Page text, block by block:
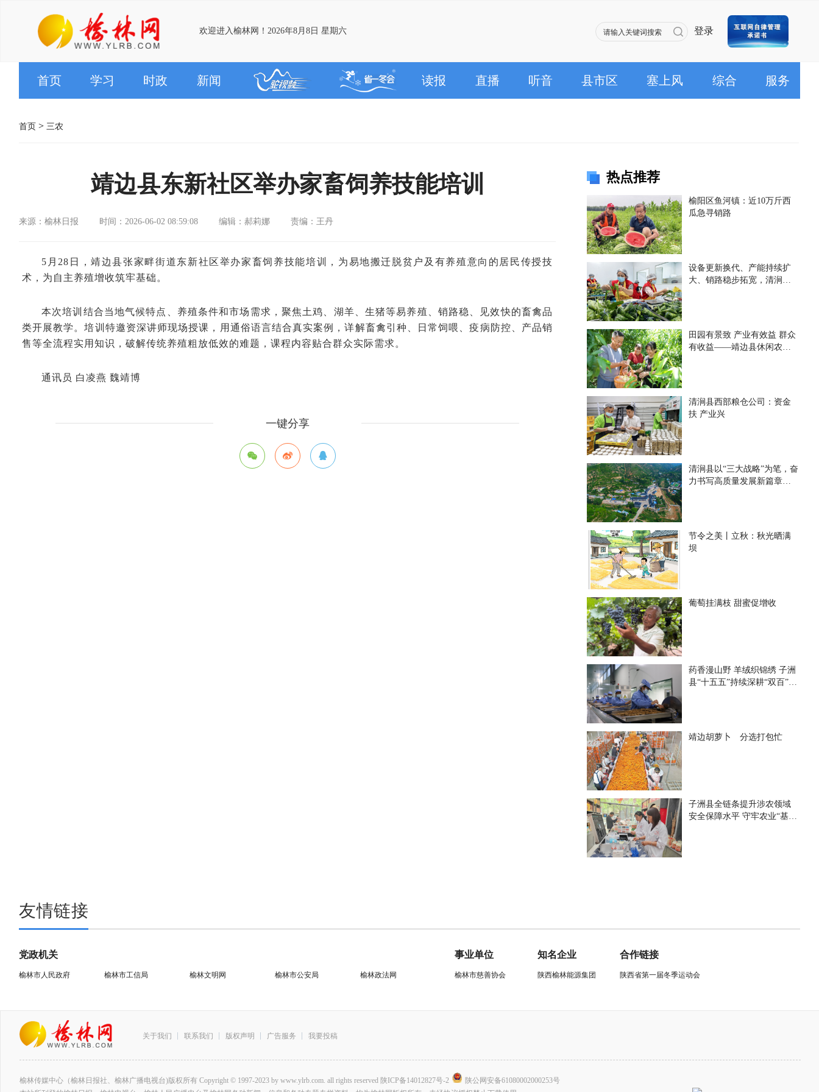
欢迎进入榆林网！2026年8月8日 星期六 登录
首页 学习 时政 新闻 读报 直播 听音 县市区 塞上风 综合 服务
首页 > 三农
靖边县东新社区举办家畜饲养技能培训
来源：榆林日报 时间：2026-06-02 08:59:08 编辑：郝莉娜 责编：王丹
5月28日，靖边县张家畔街道东新社区举办家畜饲养技能培训，为易地搬迁脱贫户及有养殖意向的居民传授技
术，为自主养殖增收筑牢基础。
本次培训结合当地气候特点、养殖条件和市场需求，聚焦土鸡、湖羊、生猪等易养殖、销路稳、见效快的畜禽品
类开展教学。培训特邀资深讲师现场授课，用通俗语言结合真实案例，详解畜禽引种、日常饲喂、疫病防控、产品销
售等全流程实用知识，破解传统养殖粗放低效的难题，课程内容贴合群众实际需求。
通讯员 白凌燕 魏靖博
一键分享
热点推荐
榆阳区鱼河镇：近10万斤西
瓜急寻销路
设备更新换代、产能持续扩
大、销路稳步拓宽，清涧京
田园有景致 产业有效益 群众
有收益——靖边县休闲农业
清涧县西部粮仓公司：资金
扶 产业兴
清涧县以“三大战略”为笔，奋
力书写高质量发展新篇章—
节令之美丨立秋：秋光晒满
坝
葡萄挂满枝 甜蜜促增收
药香漫山野 羊绒织锦绣 子洲
县“十五五”持续深耕“双百”产
靖边胡萝卜 分选打包忙
子洲县全链条提升涉农领域
安全保障水平 守牢农业“基本
友情链接
党政机关
榆林市人民政府 榆林市工信局 榆林文明网 榆林市公安局 榆林政法网
事业单位
榆林市慈善协会
知名企业
陕西榆林能源集团
合作链接
陕西省第一届冬季运动会
关于我们 联系我们 版权声明 广告服务 我要投稿
榆林传媒中心（榆林日报社、榆林广播电视台)版权所有 Copyright © 1997-2023 by www.ylrb.com. all rights reserved 陕ICP备14012827号-2
陕公网安备61080002000253号